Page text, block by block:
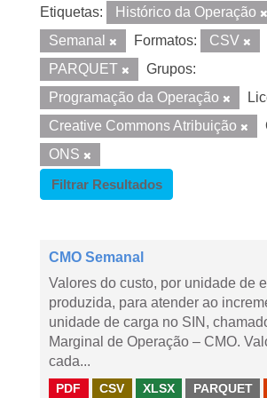
Etiquetas: Histórico da Operação
Semanal
Formatos: CSV
PARQUET
Grupos:
Programação da Operação
Creative Commons Atribuição
ONS
Filtrar Resultados
CMO Semanal
Valores do custo, por unidade de
produzida, para atender ao
unidade de carga no SIN,
Marginal de Operação – CMO.
cada...
PDF CSV XLSX PARQUET